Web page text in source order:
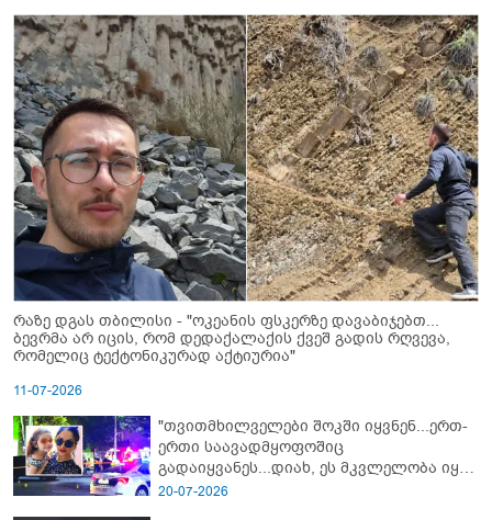
რაზე დგას თბილისი - "ოკეანის ფსკერზე დავაბიჯებთ...
ბევრმა არ იცის, რომ დედაქალაქის ქვეშ გადის რღვევა,
რომელიც ტექტონიკურად აქტიურია"
11-07-2026
"თვითმხილველები შოკში იყვნენ...ერთ-
ერთი საავადმყოფოშიც
გადაიყვანეს...დიახ, ეს მკვლელობა იყო"
- გორში დატრიალებული ტრაგედიის
20-07-2026